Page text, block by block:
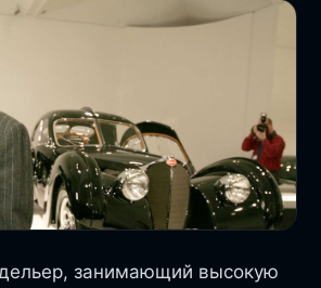
занимающий высокую